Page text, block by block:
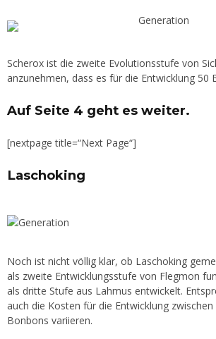
Scherox ist die zweite Evolutionsstufe von
anzunehmen, dass es für die Entwicklung 50
Auf Seite 4 geht es weiter.
[nextpage title=“Next Page“]
Laschoking
Noch ist nicht völlig klar, ob Laschoking
als zweite Entwicklungsstufe von Flegmon
als dritte Stufe aus Lahmus entwickelt.
auch die Kosten für die Entwicklung zwischen
Bonbons variieren.